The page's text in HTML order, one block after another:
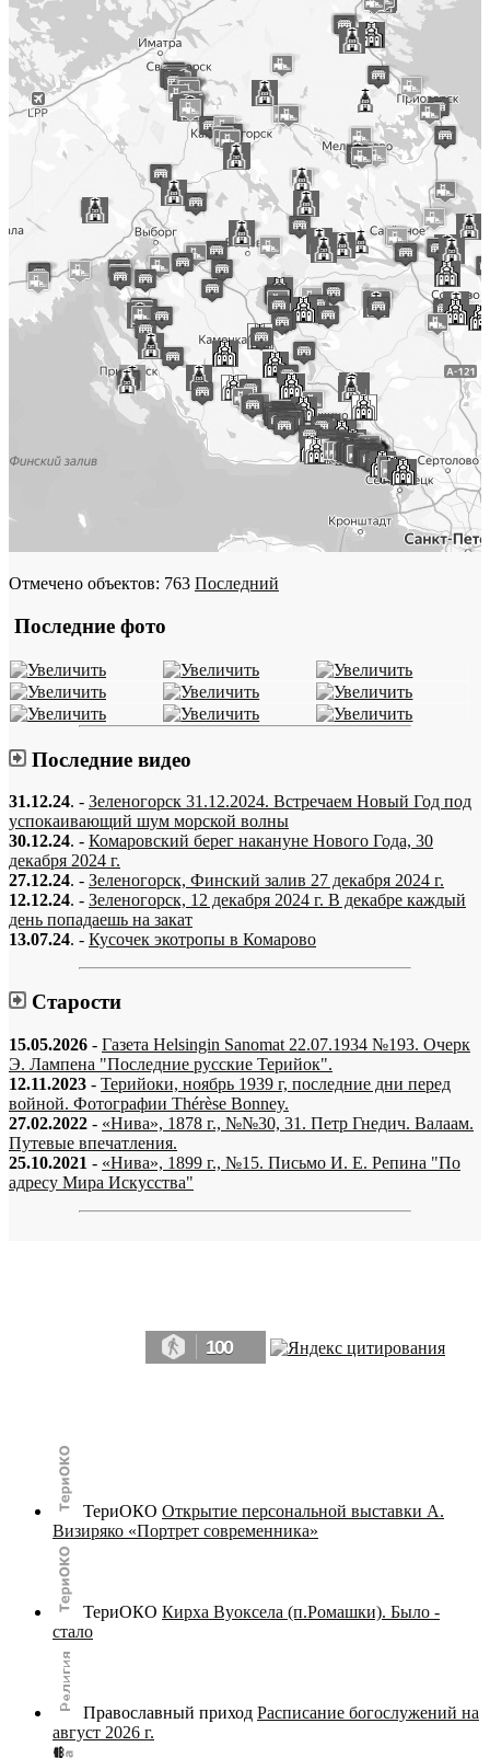
Отмечено объектов: 763 Последний
Последние фото
Последние видео
31.12.24. - Зеленогорск 31.12.2024. Встречаем Новый Год под
успокаивающий шум морской волны
30.12.24. - Комаровский берег накануне Нового Года, 30
декабря 2024 г.
27.12.24. - Зеленогорск, Финский залив 27 декабря 2024 г.
12.12.24. - Зеленогорск, 12 декабря 2024 г. В декабре каждый
день попадаешь на закат
13.07.24. - Кусочек экотропы в Комарово
Старости
15.05.2026 - Газета Helsingin Sanomat 22.07.1934 №193. Очерк
Э. Лампена "Последние русские Терийок".
12.11.2023 - Терийоки, ноябрь 1939 г, последние дни перед
войной. Фотографии Thérèse Bonney.
27.02.2022 - «Нива», 1878 г., №№30, 31. Петр Гнедич. Валаам.
Путевые впечатления.
25.10.2021 - «Нива», 1899 г., №15. Письмо И. Е. Репина "По
адресу Мира Искусства"
100
ТериОКО Открытие персональной выставки А.
Визиряко «Портрет современника»
ТериОКО Кирха Вуоксела (п.Ромашки). Было -
стало
Православный приход Расписание богослужений на
август 2026 г.